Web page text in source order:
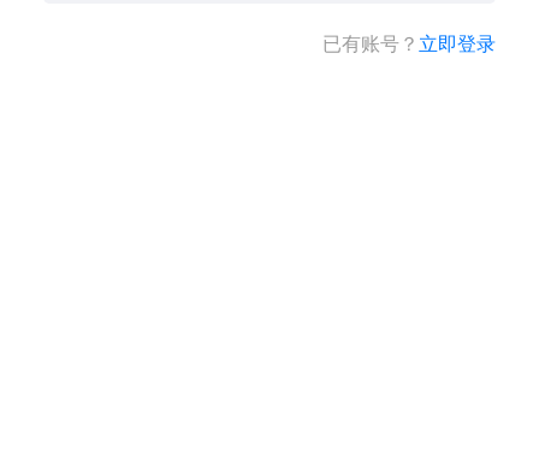
已有账号？ 立即登录